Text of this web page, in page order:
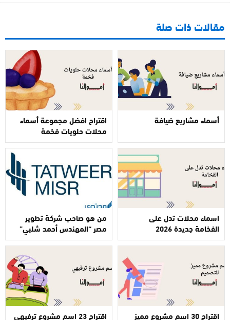
مقالات ذات صلة
أسماء مشاريع ضيافة اقتراح افضل مجموعة أسماء
محلات حلويات فخمة
اسماء محلات تدل على
الفخامة جديدة 2026
من هو صاحب شركة تطوير
مصر “المهندس أحمد شلبي”
اقتراح 30 اسم مشروع مميز اقتراح 23 اسم مشروع ترفيهي